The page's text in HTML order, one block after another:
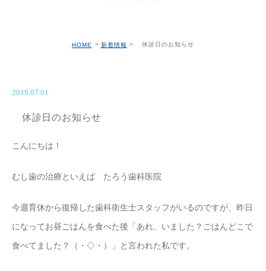
HOME 新着情報 休診日のお知らせ
2019.07.01
休診日のお知らせ
こんにちは！
むし歯の治療といえば たろう歯科医院
今週育休から復帰した歯科衛生士スタッフがいるのですが、昨日
になってお昼ごはんを食べた後「あれ、いました？ごはんどこで
食べてました？（・◇・）」と言われた私です。